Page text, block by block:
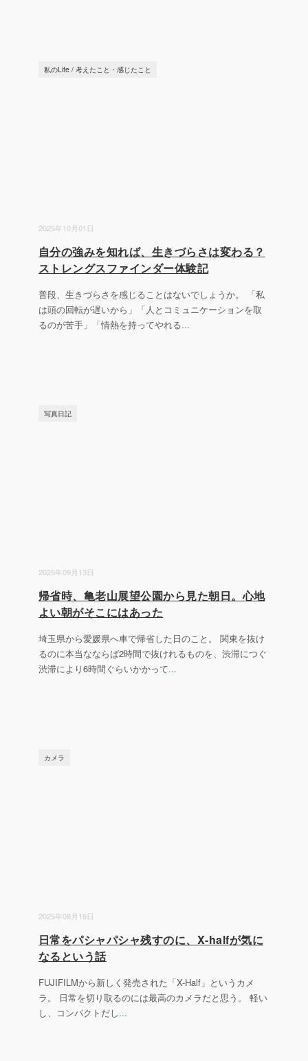
2025年10月01日
私のLife / 考えたこと・感じたこと
自分の強みを知れば、生きづらさは変わる？
ストレングスファインダー体験記
普段、生きづらさを感じることはないでしょうか。 「私
は頭の回転が遅いから」「人とコミュニケーションを取
るのが苦手」「情熱を持ってやれる...
2025年09月13日
写真日記
帰省時、亀老山展望公園から見た朝日。心地
よい朝がそこにはあった
埼玉県から愛媛県へ車で帰省した日のこと。 関東を抜け
るのに本当なならば2時間で抜けれるものを、渋滞につぐ
渋滞により6時間ぐらいかかって...
2025年08月16日
カメラ
日常をパシャパシャ残すのに、X-halfが気に
なるという話
FUJIFILMから新しく発売された「X-Half」というカメ
ラ。 日常を切り取るのには最高のカメラだと思う。 軽い
し、コンパクトだし...